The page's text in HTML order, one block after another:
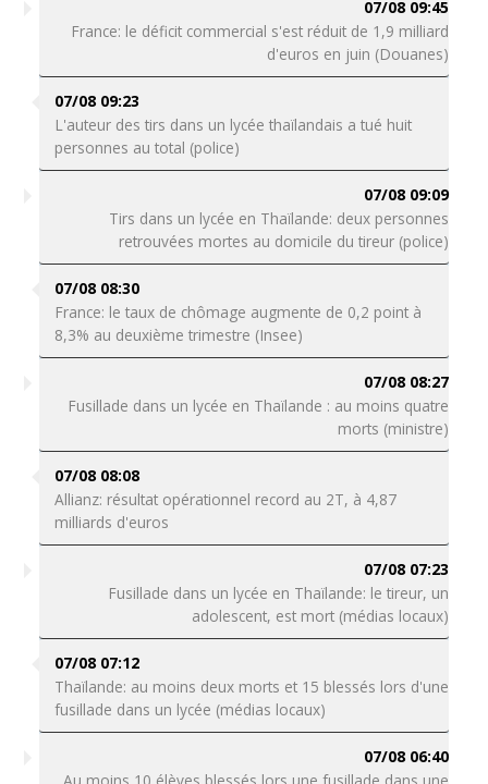
07/08 09:45
France: le déficit commercial s'est réduit de 1,9 milliard
d'euros en juin (Douanes)
07/08 09:23
L'auteur des tirs dans un lycée thaïlandais a tué huit
personnes au total (police)
07/08 09:09
Tirs dans un lycée en Thaïlande: deux personnes
retrouvées mortes au domicile du tireur (police)
07/08 08:30
France: le taux de chômage augmente de 0,2 point à
8,3% au deuxième trimestre (Insee)
07/08 08:27
Fusillade dans un lycée en Thaïlande : au moins quatre
morts (ministre)
07/08 08:08
Allianz: résultat opérationnel record au 2T, à 4,87
milliards d'euros
07/08 07:23
Fusillade dans un lycée en Thaïlande: le tireur, un
adolescent, est mort (médias locaux)
07/08 07:12
Thaïlande: au moins deux morts et 15 blessés lors d'une
fusillade dans un lycée (médias locaux)
07/08 06:40